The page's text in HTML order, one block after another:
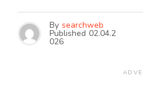
By searchweb
Published 02.04.2
026